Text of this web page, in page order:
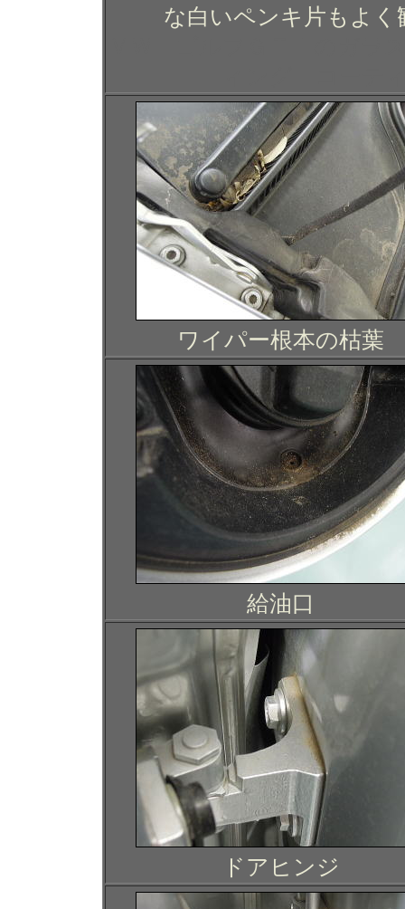
な白いペンキ片もよ
ワイパー根本の枯葉
給油口
ドアヒンジ